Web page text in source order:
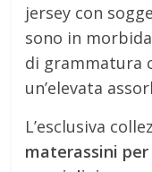
jersey con
sono in
di grammatura
un’elevata
L’esclusiva
materassini